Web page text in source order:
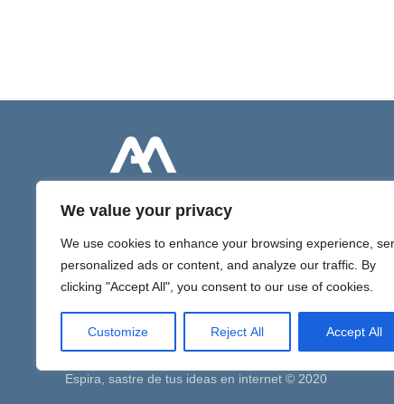
We value your privacy
We use cookies to enhance your browsing experience,
personalized ads or content, and analyze our traffic. By
clicking "Accept All", you consent to our use of cookies.
Customize Reject All Accept All
Espira, sastre de tus ideas en internet © 2020